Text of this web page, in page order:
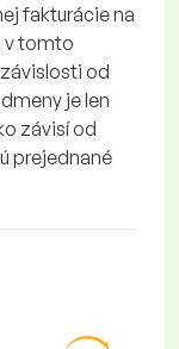
fakturácie na
v tomto
od
je len
závisí od
prejednané